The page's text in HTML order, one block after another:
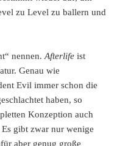
zu Level zu ballern und
nennen.Afterlife ist
Genau wie
Evil immer schon die
haben, so
Konzeption auch
gibt zwar nur wenige
aber genug große